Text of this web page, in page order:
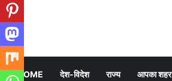
HOME देश-विदेश राज्य आपका शहर